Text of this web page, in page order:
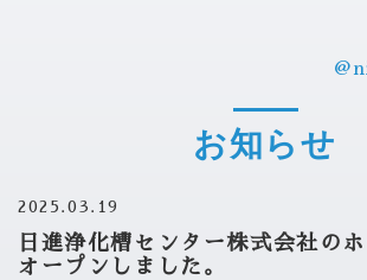
お知らせ
2025.03.19
日進浄化槽センター株式会社の
オープンしました。